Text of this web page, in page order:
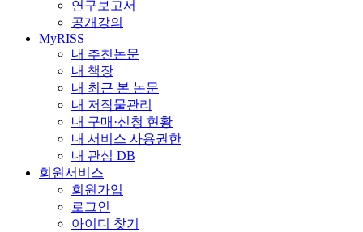
연구보고서
공개강의
MyRISS
내 추천논문
내 책장
내 최근 본 논문
내 저작물관리
내 구매·신청 현황
내 서비스 사용권한
내 관심 DB
회원서비스
회원가입
로그인
아이디 찾기